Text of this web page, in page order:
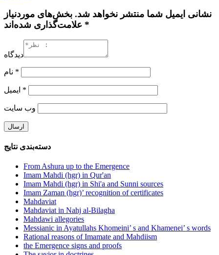
نشانی ایمیل شما منتشر نخواهد شد. بخش‌های موردنیاز
علامت‌گذاری شده‌اند *
دیدگاه
*
*
وب‌ سایت
دسته‌بندی نتایج
From Ashura up to the Emergence
Imam Mahdi (hgr) in Qur'an
Imam Mahdi (hgr) in Shi'a and Sunni sources
Imam Zaman (hgr)’ recognition of certificates
Mahdaviat
Mahdaviat in Nahj al-Bilagha
Mahdawi allegories
Messianic in Ayatullahs Khomeini’ s and Khamenei’ s words
Rational reasons of Imamate and Mahdiism
the Emergence signs and proofs